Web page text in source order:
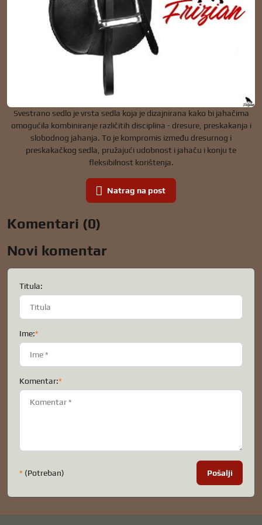
Svestrano sedlo je vrsta sedla koja je dizajnirana kako bi jahačima
omogućila kombiniranje različitih disciplina - dresure, preskakanja i
slobodnog jahanja. To je kompromis između dresurnog i
preskakačkog sedla, pružajući udobnost i jahaču i konju te
fleksibilnost korištenja.
Natrag na post
Komentari (0)
Novi komentar
Titula:
Ime:*
Komentar:*
* (Potreban) Pošalji